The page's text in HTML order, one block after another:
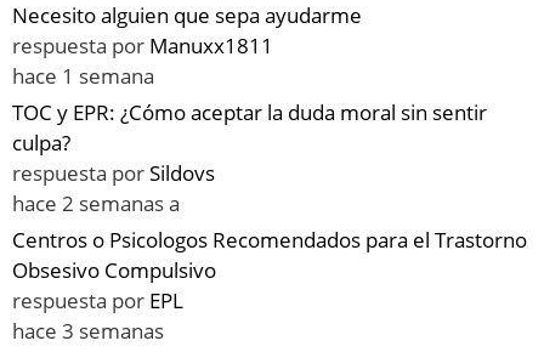
Necesito alguien que sepa ayudarme
respuesta por Manuxx1811
hace 1 semana
TOC y EPR: ¿Cómo aceptar la duda moral sin sentir
culpa?
respuesta porSildovs
hace 2 semanas a
Centros o Psicologos Recomendados para el Trastorno
Obsesivo Compulsivo
respuesta por EPL
hace 3 semanas